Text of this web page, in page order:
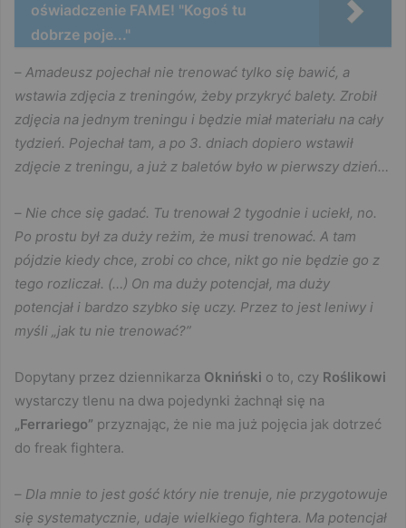
oświadczenie FAME! "Kogoś tu
dobrze poje..."
– Amadeusz pojechał nie trenować tylko się bawić, a
wstawia zdjęcia z treningów, żeby przykryć balety. Zrobił
zdjęcia na jednym treningu i będzie miał materiału na cały
tydzień. Pojechał tam, a po 3. dniach dopiero wstawił
zdjęcie z treningu, a już z baletów było w pierwszy dzień…
– Nie chce się gadać. Tu trenował 2 tygodnie i uciekł, no.
Po prostu był za duży reżim, że musi trenować. A tam
pójdzie kiedy chce, zrobi co chce, nikt go nie będzie go z
tego rozliczał. (…) On ma duży potencjał, ma duży
potencjał i bardzo szybko się uczy. Przez to jest leniwy i
myśli „jak tu nie trenować?”
Dopytany przez dziennikarza Okniński o to, czy Roślikowi
wystarczy tlenu na dwa pojedynki żachnął się na
„Ferrariego” przyznając, że nie ma już pojęcia jak dotrzeć
do freak fightera.
– Dla mnie to jest gość który nie trenuje, nie przygotowuje
się systematycznie, udaje wielkiego fightera. Ma potencjał